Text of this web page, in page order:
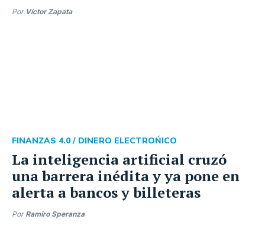
Por Víctor Zapata
La inteligencia artificial cruzó
una barrera inédita y ya pone en
alerta a bancos y billeteras
FINANZAS 4.0 / DINERO ELECTROŃICO
Por Ramiro Speranza